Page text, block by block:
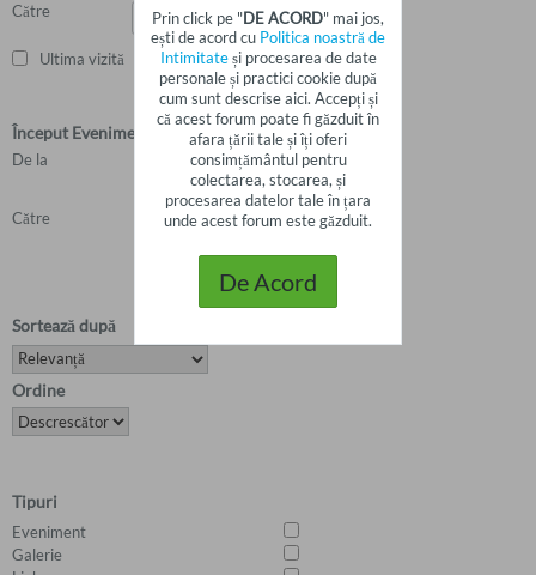
Către
Ultima vizită
Început Eveniment
De la
Către
Sortează după
Ordine
Tipuri
Eveniment
Galerie
Prin click pe "DE ACORD" mai jos,
ești de acord cu Politica noastră de
Intimitateși procesarea de date
personale și practici cookie după
cum sunt descrise aici. Accepți și
că acest forum poate fi găzduit în
afara țării tale și îți oferi
consimțământul pentru
colectarea, stocarea, și
procesarea datelor tale în țara
unde acest forum este găzduit.
De Acord